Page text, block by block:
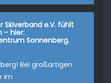
Skiverband e.V. fühlt
– hier:
Sonnenberg.
Bei großartigen
im